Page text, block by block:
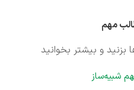
مهم
بزنید و بیشتر بخوانید
شبیه‌ساز